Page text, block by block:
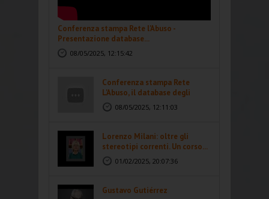
Conferenza stampa Rete l'Abuso -
Presentazione database...
08/05/2025, 12:15:42
Conferenza stampa Rete
L'Abuso, il database degli
abusi...08/05/2025, 12:11:03
Lorenzo Milani: oltre gli
stereotipi correnti. Un corso...
01/02/2025, 20:07:36
Gustavo Gutiérrez